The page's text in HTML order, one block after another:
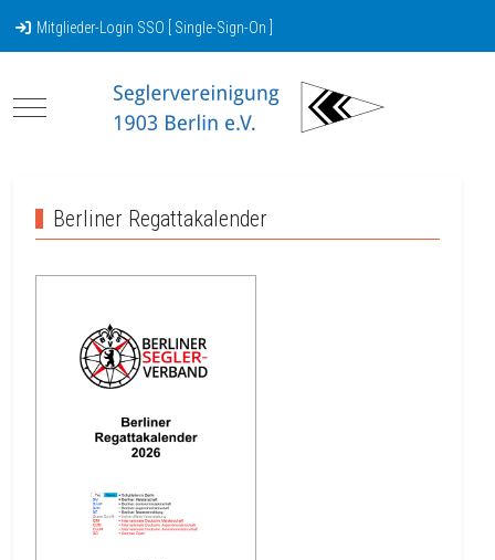
Mitglieder-Login SSO [ Single-Sign-On ]
Mobile Menu Toggle
Berliner Regattakalender